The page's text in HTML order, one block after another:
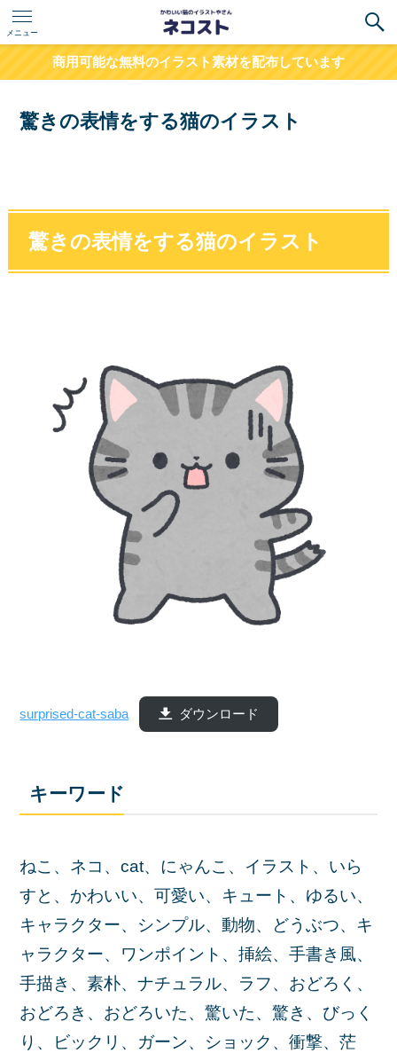
メニュー
商用可能な無料のイラスト素材を配布しています
驚きの表情をする猫のイラスト
驚きの表情をする猫のイラスト
surprised-cat-saba ダウンロード
キーワード
ねこ、ネコ、cat、にゃんこ、イラスト、いら
すと、かわいい、可愛い、キュート、ゆるい、
キャラクター、シンプル、動物、どうぶつ、キ
ャラクター、ワンポイント、挿絵、手書き風、
手描き、素朴、ナチュラル、ラフ、おどろく、
おどろき、おどろいた、驚いた、驚き、びっく
り、ビックリ、ガーン、ショック、衝撃、茫